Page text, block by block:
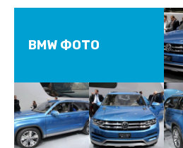
BMW ФОТО